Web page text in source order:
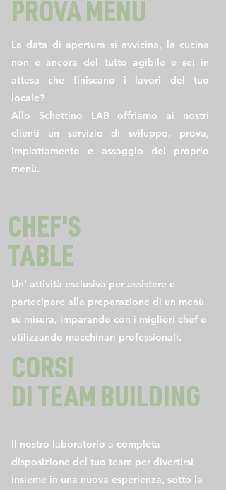
La data di apertura si avvicina, la cucina
non è ancora del tutto agibile e sei in
attesa che finiscano i lavori del tuo
locale?
Allo Schettino LAB offriamo ai nostri
clienti un servizio di sviluppo, prova,
impiattamento e assaggio del proprio
menù.
CHEF'S
TABLE
Un' attività esclusiva per assistere e
partecipare alla preparazione di un menù
su misura, imparando con i migliori chef e
utilizzando macchinari professionali.
Il nostro laboratorio a completa
disposizione del tuo team per divertirsi
insieme in una nuova esperienza, sotto la
PROVA MENÙ
CORSI
DI TEAM BUILDING